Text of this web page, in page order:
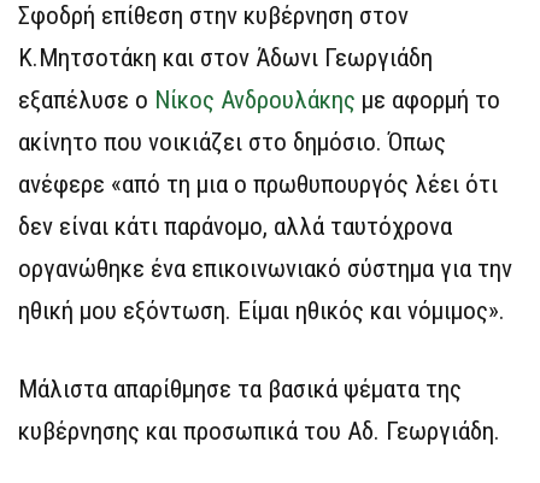
Σφοδρή επίθεση στην κυβέρνηση στον
Κ.Μητσοτάκη και στον Άδωνι Γεωργιάδη
εξαπέλυσε ο Νίκος Ανδρουλάκης με αφορμή το
ακίνητο που νοικιάζει στο δημόσιο. Όπως
ανέφερε «από τη μια ο πρωθυπουργός λέει ότι
δεν είναι κάτι παράνομο, αλλά ταυτόχρονα
οργανώθηκε ένα επικοινωνιακό σύστημα για την
ηθική μου εξόντωση. Είμαι ηθικός και νόμιμος».
Μάλιστα απαρίθμησε τα βασικά ψέματα της
κυβέρνησης και προσωπικά του Αδ. Γεωργιάδη.